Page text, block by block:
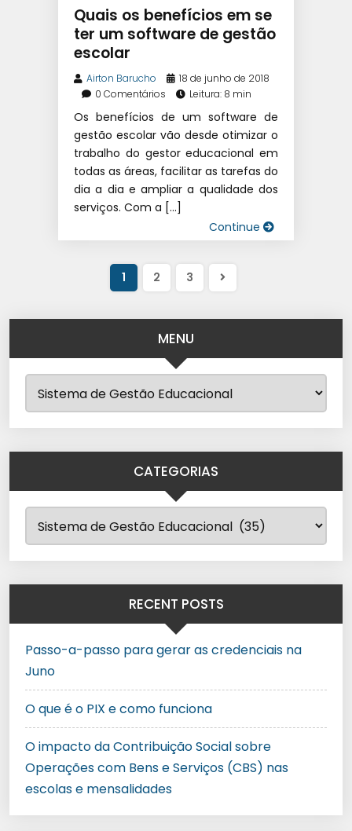
EDUCACIONAL |SISTEMA DE
GESTÃO ESCOLAR | SOFTWARE
ESCOLAR
Quais os benefícios em se
ter um software de gestão
escolar
Airton Barucho
18 de junho de 2018
0 Comentários
Leitura: 8 min
Os benefícios de um software de
gestão escolar vão desde otimizar o
trabalho do gestor educacional em
todas as áreas, facilitar as tarefas do
dia a dia e ampliar a qualidade dos
serviços. Com a […]
Continue
1 2 3
MENU
CATEGORIAS
RECENT POSTS
Passo-a-passo para gerar as credenciais na
Juno
O que é o PIX e como funciona
O impacto da Contribuição Social sobre
Operações com Bens e Serviços (CBS) nas
escolas e mensalidades